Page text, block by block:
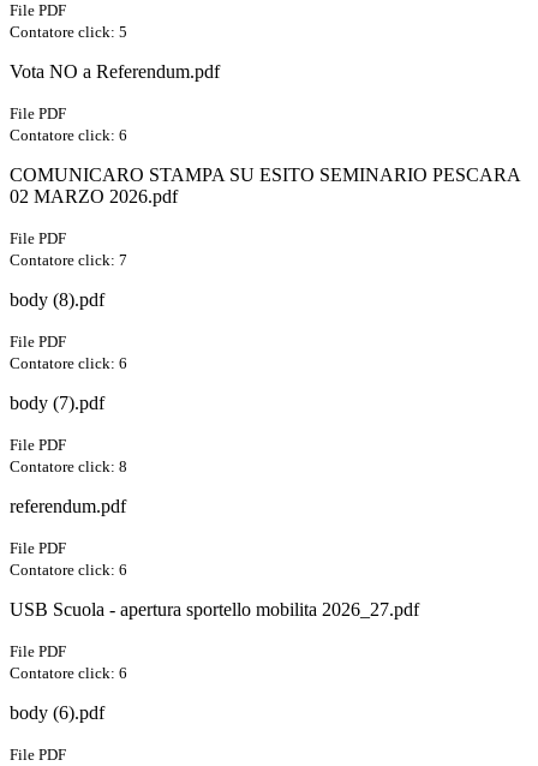
File PDF
Contatore click: 5
Vota NO a Referendum.pdf
File PDF
Contatore click: 6
COMUNICARO STAMPA SU ESITO SEMINARIO PESCARA
02 MARZO 2026.pdf
File PDF
Contatore click: 7
body (8).pdf
File PDF
Contatore click: 6
body (7).pdf
File PDF
Contatore click: 8
referendum.pdf
File PDF
Contatore click: 6
USB Scuola - apertura sportello mobilita 2026_27.pdf
File PDF
Contatore click: 6
body (6).pdf
File PDF